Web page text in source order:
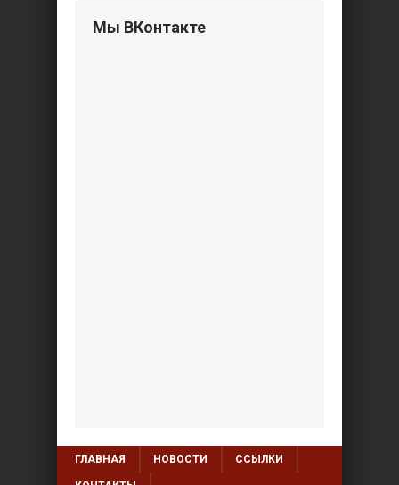
Мы ВКонтакте
ГЛАВНАЯ НОВОСТИ ССЫЛКИ